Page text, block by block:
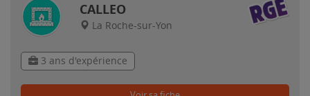
CALLEO
La Roche-sur-Yon
3 ans d'expérience